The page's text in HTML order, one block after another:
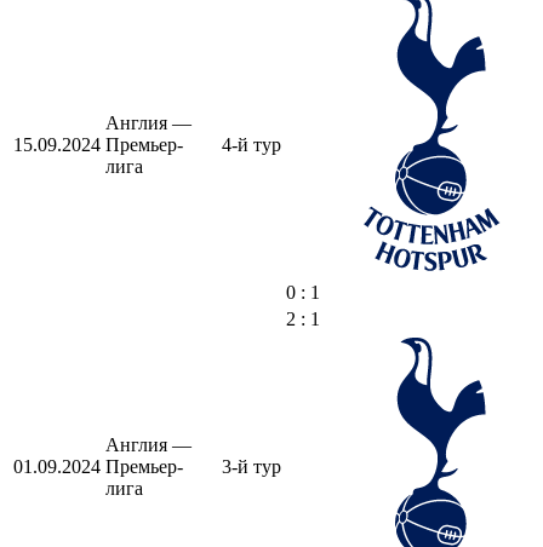
15.09.2024
Англия —
Премьер-
лига
4-й тур
0 : 1
01.09.2024
Англия —
Премьер-
лига
3-й тур
2 : 1